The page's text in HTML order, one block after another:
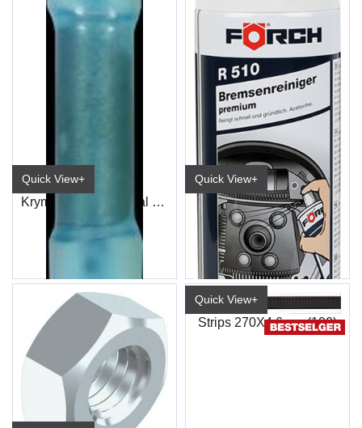
Quick View+
Krympeskjøt Duraseal Blå (100)
Quick View+
Bremserens Premium R510 600ml
6116 0914/No (15/kart)
Quick View+
Strips 270X4,6mm (100)